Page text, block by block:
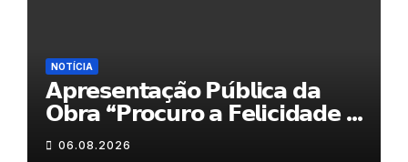
NOTÍCIA
𝗔𝗽𝗿𝗲𝘀𝗲𝗻𝘁𝗮𝗰̧𝗮̃𝗼 𝗣𝘂́𝗯𝗹𝗶𝗰𝗮 𝗱𝗮
𝗢𝗯𝗿𝗮 “𝗣𝗿𝗼𝗰𝘂𝗿𝗼 𝗮 𝗙𝗲𝗹𝗶𝗰𝗶𝗱𝗮𝗱𝗲 𝗲
𝗲𝗹𝗮 𝗺𝗼𝗿𝗮 𝗰𝗼𝗺𝗶𝗴𝗼”
06.08.2026